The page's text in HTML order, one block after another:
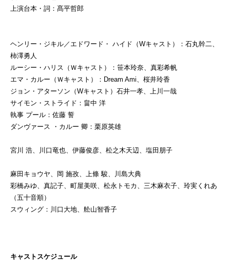
上演台本・詞：髙平哲郎
ヘンリー・ジキル／エドワード・ ハイド（Wキャスト）：石丸幹二、
柿澤勇人
ルーシー・ハリス（Ｗキャスト）：笹本玲奈、真彩希帆
エマ・カルー（Ｗキャスト）：Dream Ami、桜井玲香
ジョン・アターソン（Wキャスト）石井一孝、上川一哉
サイモン・ストライド：畠中 洋
執事 プール：佐藤 誓
ダンヴァース ・カルー 卿：栗原英雄
宮川 浩、川口竜也、伊藤俊彦、松之木天辺、塩田朋子
麻田キョウヤ、岡 施孜、上條 駿、川島大典
彩橋みゆ、真記子、町屋美咲、松永トモカ、三木麻衣子、玲実くれあ
（五十音順）
スウィング：川口大地、舩山智香子
キャストスケジュール